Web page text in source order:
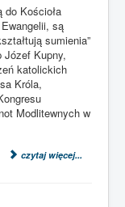
do Kościoła
są
sumienia”
Józef Kupny,
katolickich
Króla,
Modlitewnych w
czytaj więcej...